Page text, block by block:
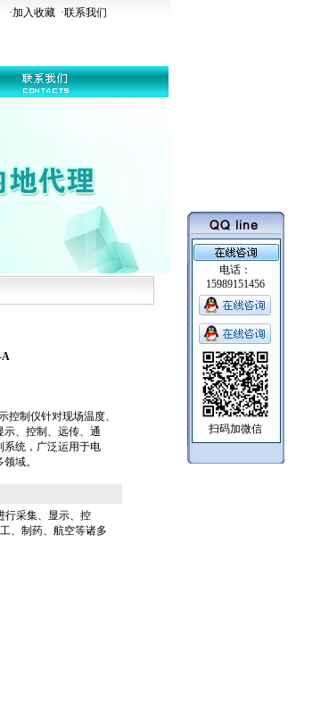
·加入收藏 ·联系我们
A
控制仪针对现场温度、
示、控制、远传、通
系统，广泛运用于电
域。
行采集、显示、控
、制药、航空等诸多
电话：
15989151456
扫码加微信